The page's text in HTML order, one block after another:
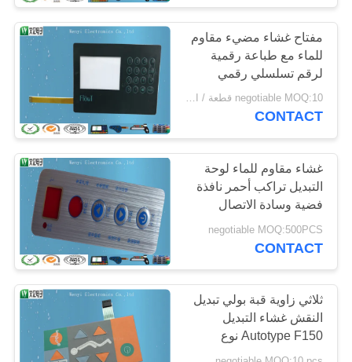
مراقبة
الجودة
اتصل
اطلب
اقتباس
خريطة
الموقع
PRIVACY
POLICY
مفتاح غشاء مضيء مقاوم
للماء مع طباعة رقمية
لرقم تسلسلي رقمي
negotiable MOQ:10 قطعة / الوحدة
CONTACT
غشاء مقاوم للماء لوحة
التبديل تراكب أحمر نافذة
فضية وسادة الاتصال
negotiable MOQ:500PCS
CONTACT
ثلاثي زاوية قبة بولي تبديل
النقش غشاء التبديل
Autotype F150 نوع
الرياضة